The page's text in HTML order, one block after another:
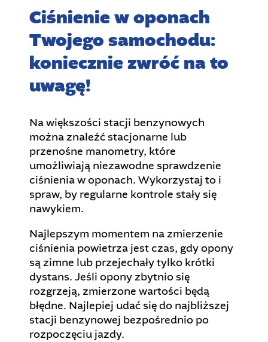
Ciśnienie w oponach
Twojego samochodu:
koniecznie zwróć na to
uwagę!
Na większości stacji benzynowych
można znaleźć stacjonarne lub
przenośne manometry, które
umożliwiają niezawodne sprawdzenie
ciśnienia w oponach. Wykorzystaj to i
spraw, by regularne kontrole stały się
nawykiem.
Najlepszym momentem na zmierzenie
ciśnienia powietrza jest czas, gdy opony
są zimne lub przejechały tylko krótki
dystans. Jeśli opony zbytnio się
rozgrzeją, zmierzone wartości będą
błędne. Najlepiej udać się do najbliższej
stacji benzynowej bezpośrednio po
rozpoczęciu jazdy.